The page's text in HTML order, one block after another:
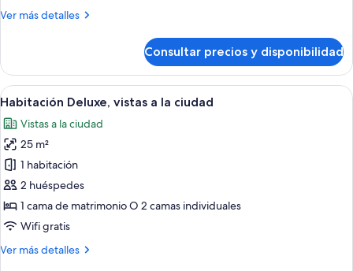
Ver más detalles
Más
Deluxe
Consultar precios y disponibilidad
Abrir
todas
las
fotos
de
Habitación
Deluxe,
vistas
la
Habitación de hotel con cama,
4
Habitación Deluxe, vistas a la ciudad
Vistas a la ciudad
25 m²
1 habitación
2 huéspedes
1 cama de matrimonio O 2 camas individuales
Wifi gratis
Ver más detalles
Más